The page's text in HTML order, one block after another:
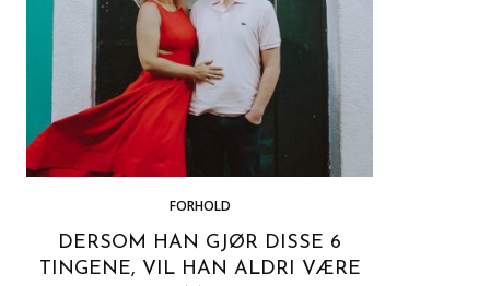
FORHOLD
DERSOM HAN GJØR DISSE 6
TINGENE, VIL HAN ALDRI VÆRE